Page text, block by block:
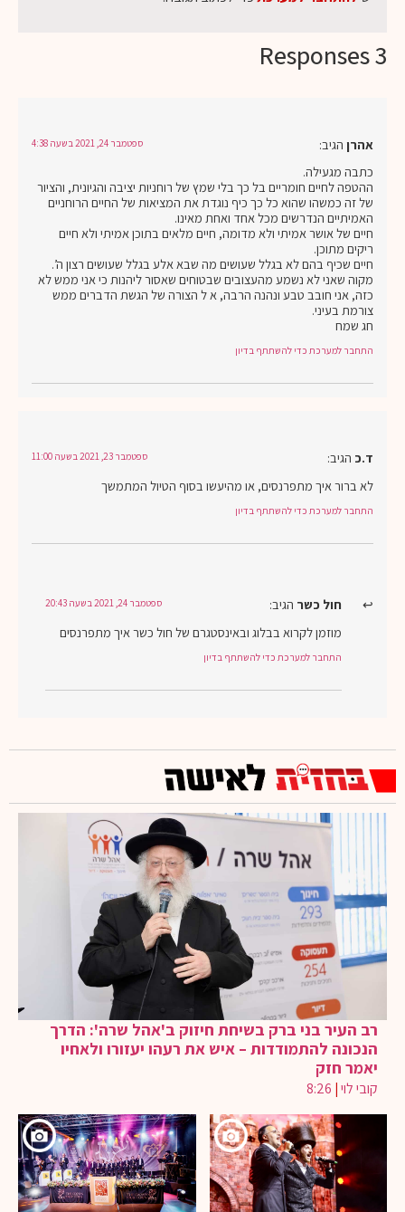
3 Responses
אהרן הגיב: ספטמבר 24, 2021 בשעה 4:38
כתבה מגעילה.
ההטפה לחיים חומריים בל כך בלי שמץ של רוחניות יציבה והגיונית, והציור
של זה כמשהו שהוא כל כך כיף נוגדת את המציאות של החיים הרוחניים
האמיתיים הנדרשים מכל אחד ואחת מאינו.
חיים של אושר אמיתי ולא מדומה, חיים מלאים בתוכן אמיתי ולא חיים
ריקים מתוכן.
חיים שכיף בהם לא בגלל שעושים מה שבא אלע בגלל שעושים רצון ה’.
מקוה שאני לא נשמע מהעצובים שבטוחים שאסור ליהנות כי אני ממש לא
כזה, אני חובב טבע ונהנה הרבה, א ל הצורה של הגשת הדברים ממש
צורמת בעיני.
חג שמח
התחבר למערכת כדי להשתתף בדיון
ד.כ הגיב: ספטמבר 23, 2021 בשעה 11:00
לא ברור איך מתפרנסים, או מהיעשו בסוף הטיול המתמשך
התחבר למערכת כדי להשתתף בדיון
חול כשר הגיב: ספטמבר 24, 2021 בשעה 20:43
מוזמן לקרוא בבלוג ובאינסטגרם של חול כשר איך מתפרנסים
התחבר למערכת כדי להשתתף בדיון
רב העיר בני ברק בשיחת חיזוק ב'אהל שרה': הדרך
הנכונה להתמודדות – איש את רעהו יעזורו ולאחיו
יאמר חזק
קובי לוי|
8:26